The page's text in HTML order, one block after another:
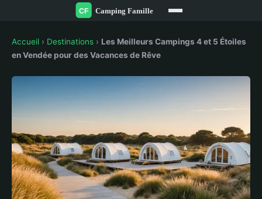
Accueil › Destinations › Les Meilleurs Campings 4 et 5 Étoiles
en Vendée pour des Vacances de Rêve